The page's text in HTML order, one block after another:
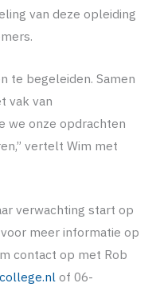
van deze opleiding
te begeleiden. Samen
vak van
we onze opdrachten
vertelt Wim met
verwachting start op
meer informatie op
contact op met Rob
of 06-